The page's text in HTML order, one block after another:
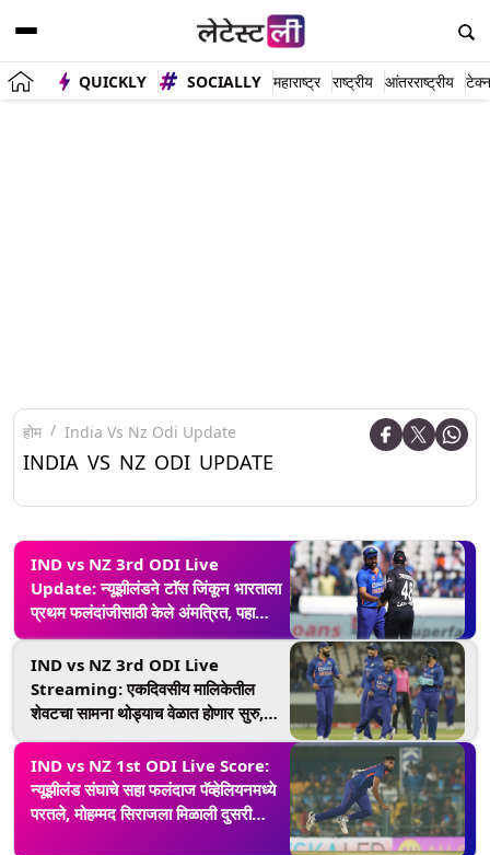
QUICKLY SOCIALLY महाराष्ट्र राष्ट्रीय आंतरराष्ट्रीय
होम India Vs Nz Odi Update
INDIA VS NZ ODI UPDATE
IND vs NZ 3rd ODI Live
Update: न्यूझीलंडने टाॅस जिंकून भारताला
प्रथम फलंदांजीसाठी केले अंमत्रित, पहा
दोन्ही संघाचे प्लेइंग 11
IND vs NZ 3rd ODI Live
Streaming: एकदिवसीय मालिकेतील
शेवटचा सामना थोड्याच वेळात होणार सुरु,
कुठे पाहणार सामना घ्या जाणून
IND vs NZ 1st ODI Live Score:
न्यूझीलंड संघाचे सहा फलंदाज पॅव्हेलियनमध्ये
परतले, मोहम्मद सिराजला मिळाली दुसरी